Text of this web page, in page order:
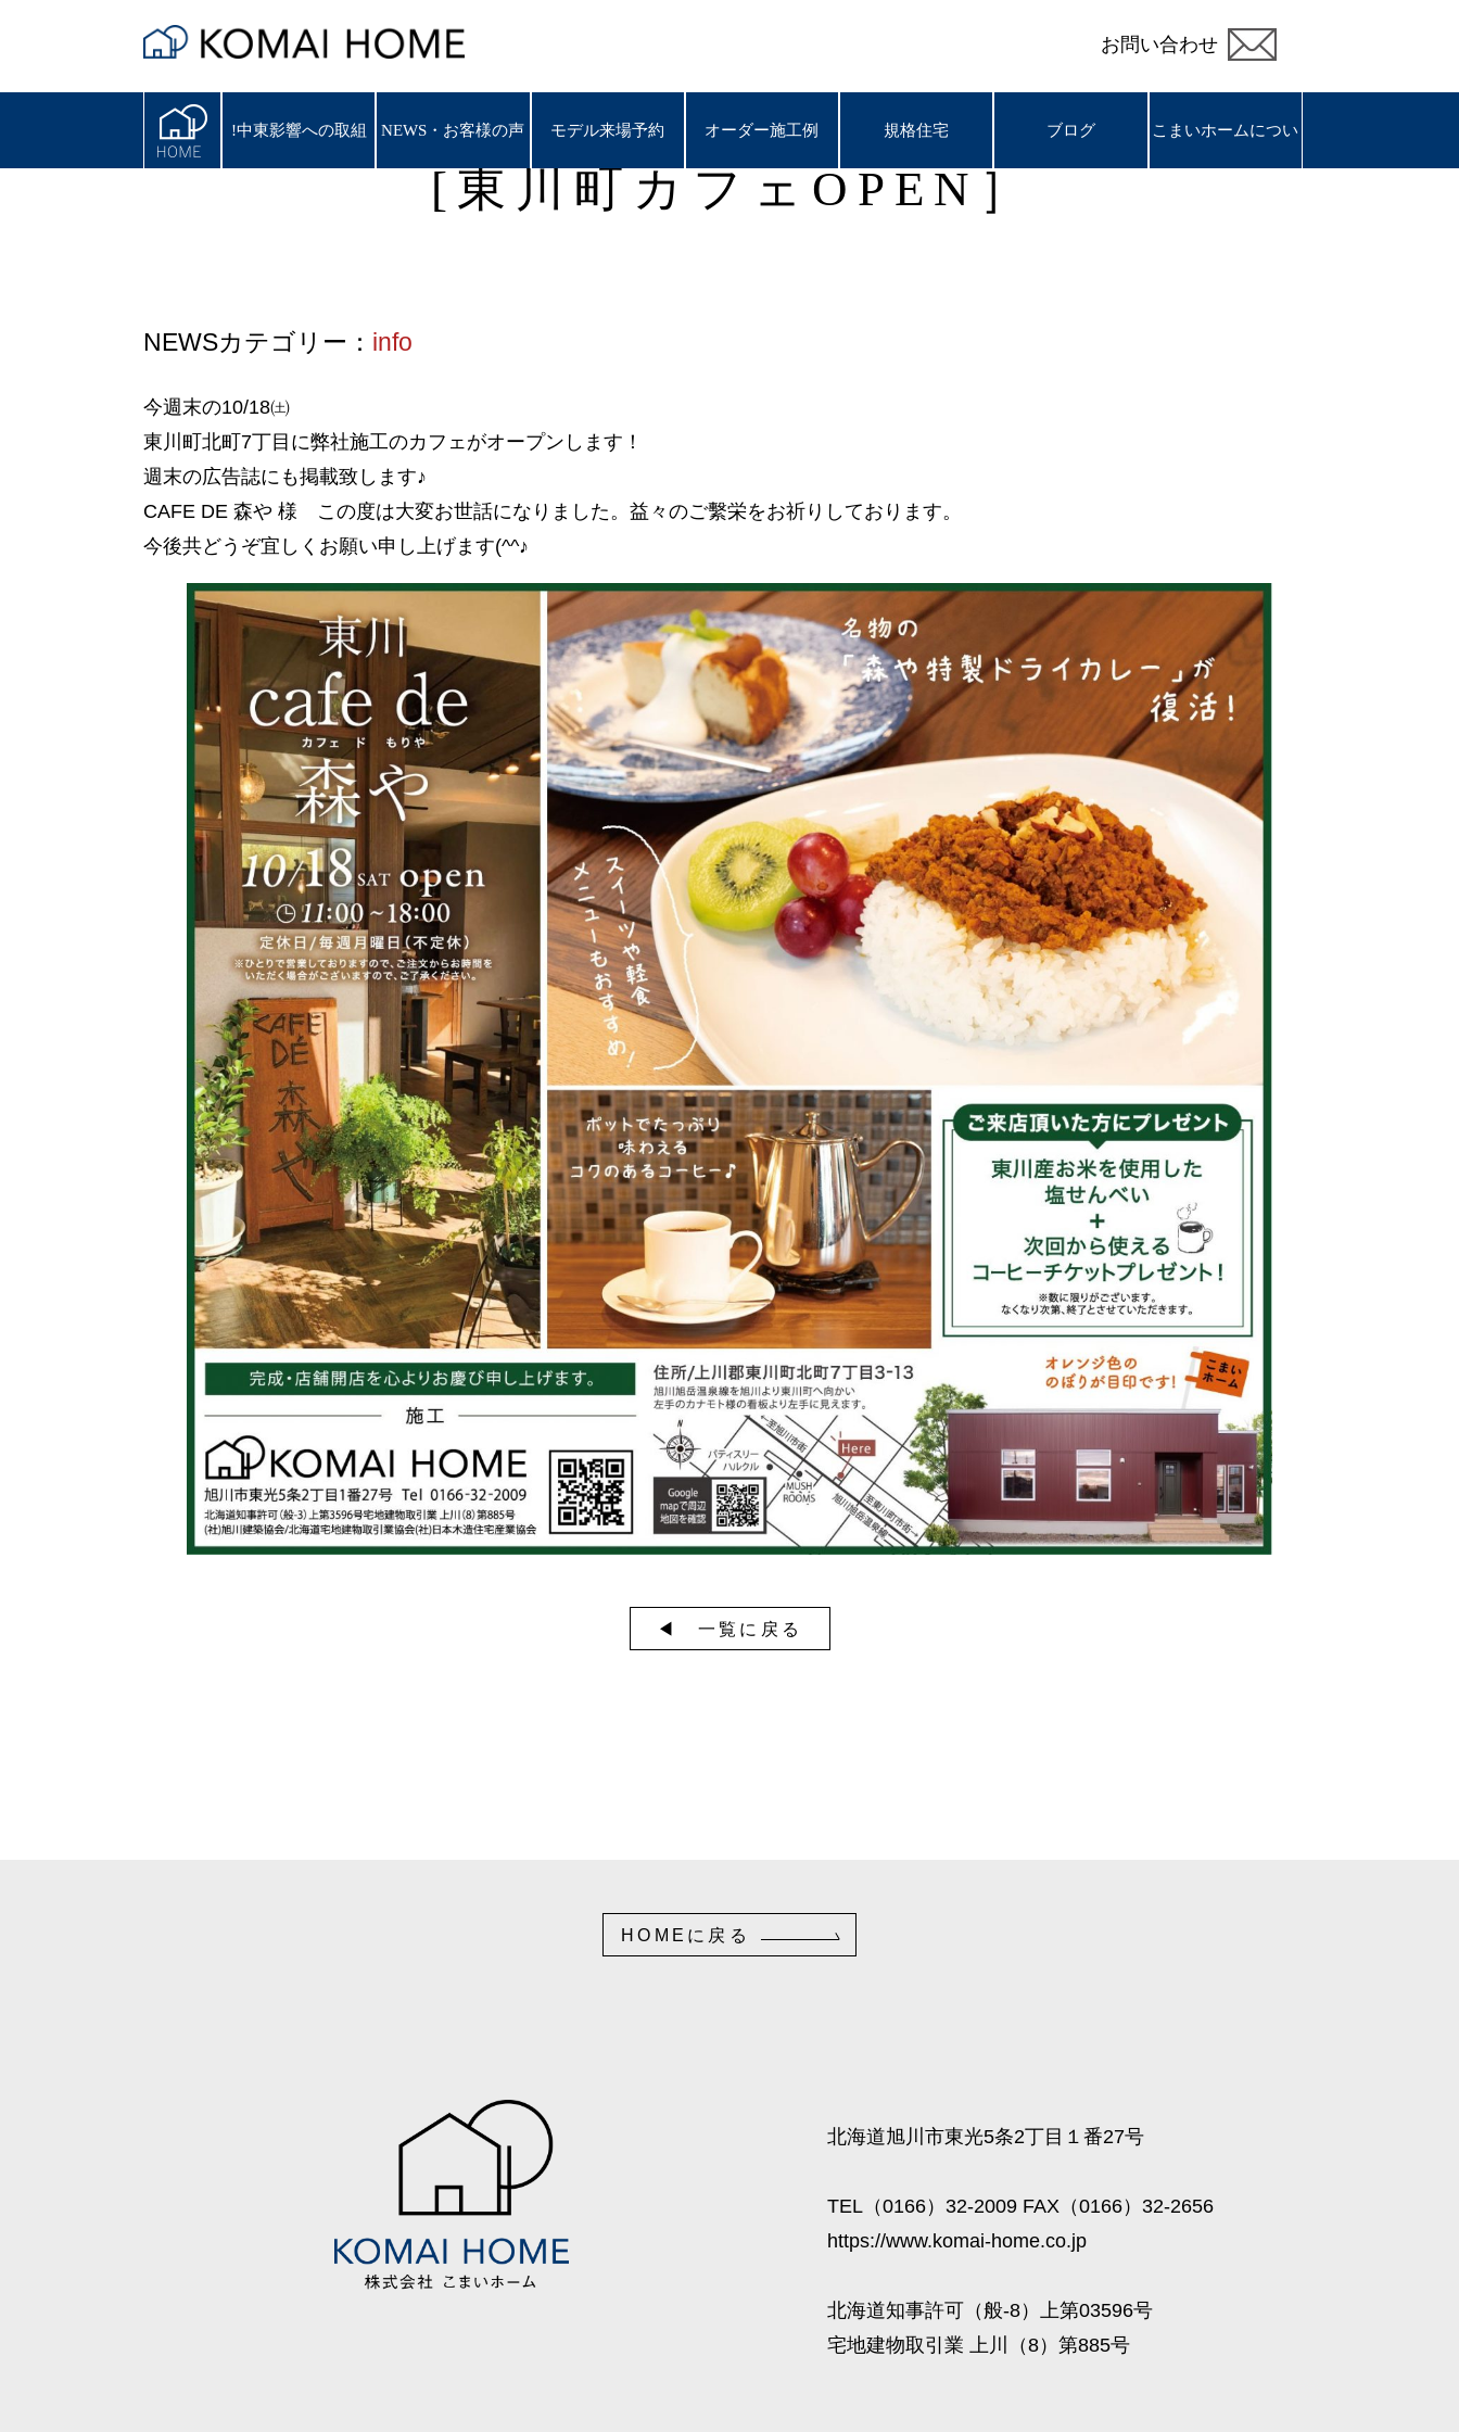
お問い合わせ
!中東影響への取組 NEWS・お客様の声 モデル来場予約 オーダー施工例 規格住宅 ブログ こまいホームについ
!中東影響への取組 NEWS・お客様の声 モデル来場予約 オーダー施工例 規格住宅 ブログ こまいホームについ
[東川町カフェOPEN］
NEWSカテゴリー： info
今週末の10/18㈯
東川町北町7丁目に弊社施工のカフェがオープンします！
週末の広告誌にも掲載致します♪
CAFE DE 森や 様 この度は大変お世話になりました。益々のご繫栄をお祈りしております。
今後共どうぞ宜しくお願い申し上げます(^^♪
◀︎ 一覧に戻る
HOMEに戻る
北海道旭川市東光5条2丁目１番27号
TEL（0166）32-2009 FAX（0166）32-2656
https://www.komai-home.co.jp
北海道知事許可（般-8）上第03596号
宅地建物取引業 上川（8）第885号